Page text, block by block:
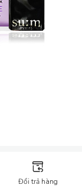
Đổi trả hàng